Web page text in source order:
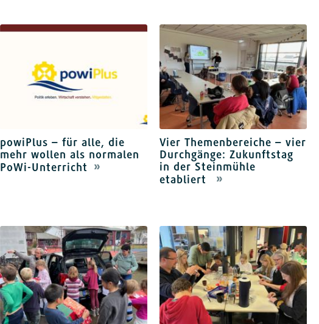
powiPlus – für alle, die
mehr wollen als normalen
PoWi-Unterricht
Vier Themenbereiche – vier
Durchgänge: Zukunftstag
in der Steinmühle
etabliert